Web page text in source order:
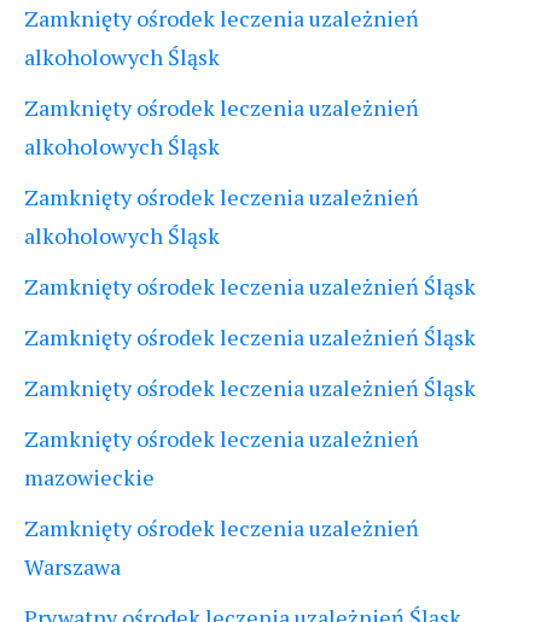
Zamknięty ośrodek leczenia uzależnień
alkoholowych Śląsk
Zamknięty ośrodek leczenia uzależnień
alkoholowych Śląsk
Zamknięty ośrodek leczenia uzależnień
alkoholowych Śląsk
Zamknięty ośrodek leczenia uzależnień Śląsk
Zamknięty ośrodek leczenia uzależnień Śląsk
Zamknięty ośrodek leczenia uzależnień Śląsk
Zamknięty ośrodek leczenia uzależnień
mazowieckie
Zamknięty ośrodek leczenia uzależnień
Warszawa